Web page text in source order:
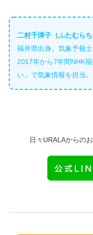
二村千津子（ふたむらち
福井県出身。気象予報
2017年から7年間NHK
い」で気象情報を担当。
日々URALAからの